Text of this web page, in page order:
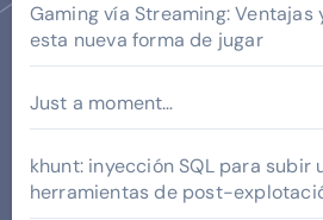
Gaming vía Streaming:
esta nueva forma de jugar
Just a moment…
khunt: inyección SQL para subir
herramientas de post-